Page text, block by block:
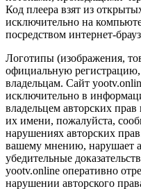
Код плеера взят из
исключительно на
посредством интернет-
Логотипы (изображения,
официальную
владельцам. Сайт
исключительно в
владельцем авторских
их имени, пожалуйста,
нарушениях авторских
вашему мнению, нарушает
убедительные
yootv.online оперативно
нарушении авторского